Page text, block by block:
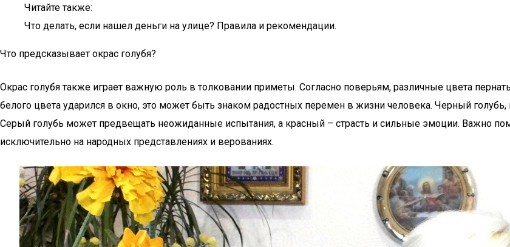
Читайте также:
Что делать, если нашел деньги на улице? Правила и рекомендации.
Что предсказывает окрас голубя?
Окрас голубя также играет важную роль в толковании приметы. Согласно поверьям, различные цвета
белого цвета ударился в окно, это может быть знаком радостных перемен в жизни человека. Черный голубь,
Серый голубь может предвещать неожиданные испытания, а красный – страсть и сильные эмоции. Важно
исключительно на народных представлениях и верованиях.